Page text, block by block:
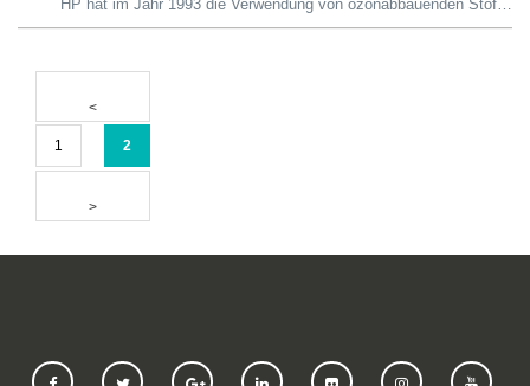
HP hat im Jahr 1993 die Verwendung von ozonabbauenden Stoffen (ODS) in allen Produkten und Herstellungsprozessen eingestellt. ODS werden in Einrich...
1 2